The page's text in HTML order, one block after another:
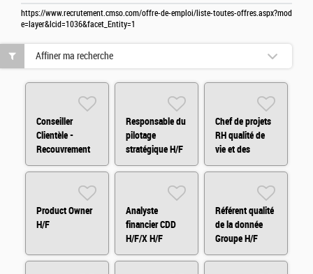
https://www.recrutement.cmso.com/offre-de-emploi/liste-toutes-offres.aspx?mod
e=layer&lcid=1036&facet_Entity=1
Conseiller
Clientèle -
Recouvrement
Amiable H/F/X
Responsable du
pilotage
stratégique H/F
Chef de projets
RH qualité de
vie et des
conditions de
Product Owner
H/F
Analyste
financier CDD
H/F/X H/F
Référent qualité
de la donnée
Groupe H/F
Affiner ma recherche